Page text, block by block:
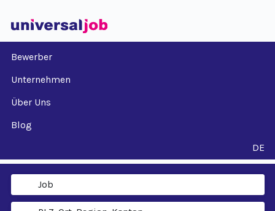
Bewerber
Unternehmen
Über Uns
Blog
DE